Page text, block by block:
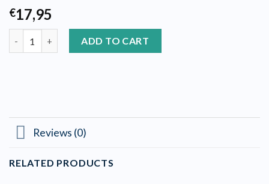
€17,95
ADD TO CART
Reviews (0)
RELATED PRODUCTS